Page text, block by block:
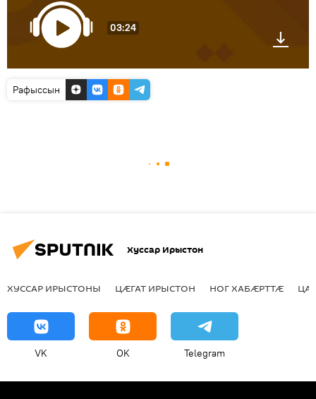
03:24
Рафыссын
Хуссар Ирыстон
ХУССАР ИРЫСТОНЫ ЦӔГАТ ИРЫСТОН НОГ ХАБӔРТТӔ
VK OK Telegram